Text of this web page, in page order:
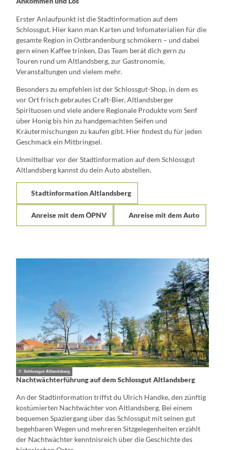
Erster Anlaufpunkt ist die Stadtinformation auf dem
Schlossgut. Hier kann man Karten und Infomaterialien für die
gesamte Region in Ostbrandenburg schmökern – und dabei
gern einen Kaffee trinken. Das Team berät dich gern zu
Touren rund um Altlandsberg, zur Gastronomie,
Veranstaltungen und vielem mehr.
Besonders zu empfehlen ist der Schlossgut-Shop, in dem es
vor Ort frisch gebrautes Craft-Bier, Altlandsberger
Spirituosen und viele andere Regionale Produkte vom Senf
über Honig bis hin zu handgemachten Seifen und
Kräutermischungen zu kaufen gibt. Hier findest du für jeden
Geschmack ein Mitbringsel.
Unmittelbar vor der Stadtinformation auf dem Schlossgut
Altlandsberg kannst du dein Auto abstellen.
Stadtinformation Altlandsberg
Anreise mit dem ÖPNV Anreise mit dem Auto
© Schlossgut Altlandsberg
Nachtwächterführung auf dem Schlossgut Altlandsberg
An der Stadtinformation triffst du Ulrich Handke, den zünftig
kostümierten Nachtwächter von Altlandsberg. Bei einem
bequemen Spaziergang über das Schlossgut mit seinen gut
begehbaren Wegen und mehreren Sitzgelegenheiten erzählt
der Nachtwächter kenntnisreich über die Geschichte des